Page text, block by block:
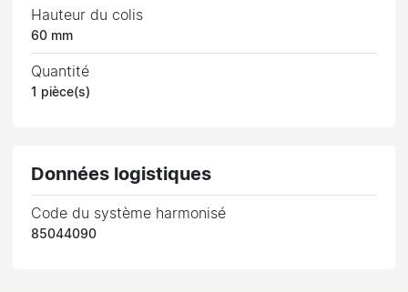
Hauteur du colis
60 mm
Quantité
1 pièce(s)
Données logistiques
Code du système harmonisé
85044090